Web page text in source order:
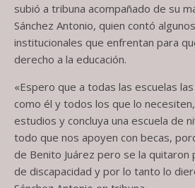
subió a tribuna acompañado de su
Sánchez Antonio, quien contó
institucionales que enfrentan para
derecho a la educación.
«Espero que a todas las escuelas
como él y todos los que lo
estudios y concluya una escuela de
todo que nos apoyen con becas,
de Benito Juárez pero se la
de discapacidad y por lo tanto lo